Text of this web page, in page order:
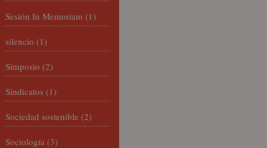
Sesión In Memoriam (1)
silencio (1)
Simposio (2)
Sindicatos (1)
Sociedad sostenible (2)
Sociología (3)